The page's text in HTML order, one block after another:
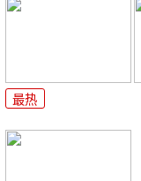
最热